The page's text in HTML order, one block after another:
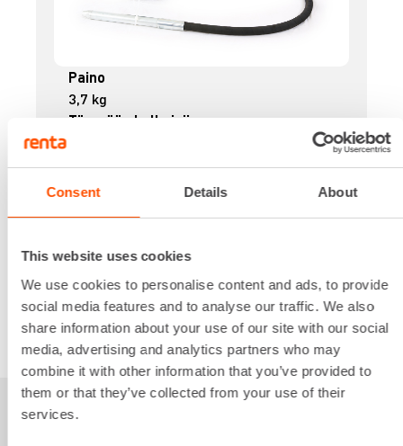
Consent Details About
This website uses cookies
We use cookies to personalise content and ads, to provide
social media features and to analyse our traffic. We also
share information about your use of our site with our social
media, advertising and analytics partners who may
combine it with other information that you’ve provided to
them or that they’ve collected from your use of their
services.
Paino
3,7 kg
Tärypään halkaisija
Tärypään pituus
1,2 m
Kuukausi
Alv 0 %
VUOKRAA
Sinua saattaisi